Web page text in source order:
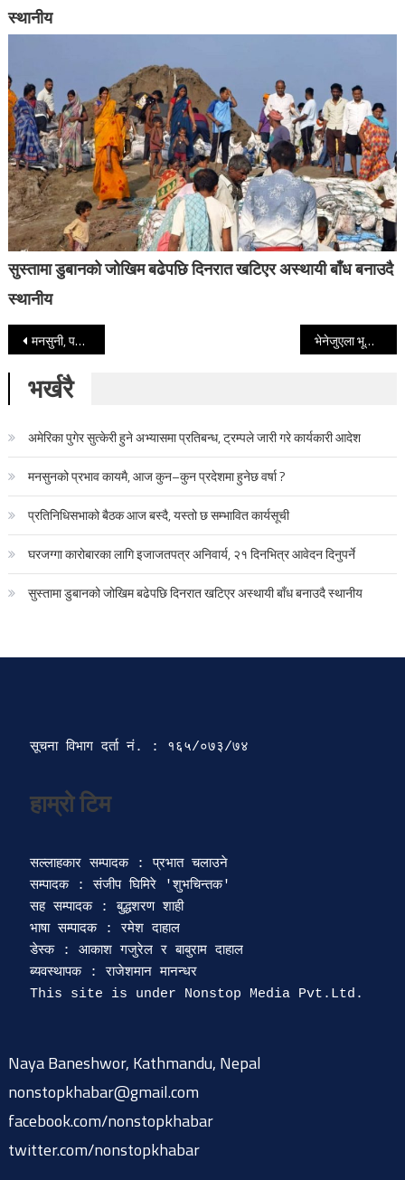
स्थानीय
सुस्तामा डुबानको जोखिम बढेपछि दिनरात खटिएर अस्थायी बाँध बनाउदै
स्थानीय
Post navigation
मनसुनी, पश्चिमी र स्थानीय वायुको प्रभाव : आज कुन-कुन प्रदेशमा छ वर्षाको सम्भावना ? भेनेजुएला भूकम्पमा मृतकको संख्या १० हजारदेखि १ लाखसम्म हुनसक्ने, ट्रम्पद्वारा सहयोगको प्रतिबद्धता
भर्खरै
अमेरिका पुगेर सुत्केरी हुने अभ्यासमा प्रतिबन्ध, ट्रम्पले जारी गरे कार्यकारी आदेश
मनसुनको प्रभाव कायमै, आज कुन–कुन प्रदेशमा हुनेछ वर्षा ?
प्रतिनिधिसभाको बैठक आज बस्दै, यस्तो छ सम्भावित कार्यसूची
घरजग्गा कारोबारका लागि इजाजतपत्र अनिवार्य, २१ दिनभित्र आवेदन दिनुपर्ने
सुस्तामा डुबानको जोखिम बढेपछि दिनरात खटिएर अस्थायी बाँध बनाउदै स्थानीय
सूचना विभाग दर्ता‍ नं. : १६५/०७३/७४
हाम्रो टिम
सल्लाहकार सम्पादक : प्रभात चलाउने
सम्पादक : संजीप घिमिरे 'शुभचिन्तक'
सह सम्पादक : बुद्धशरण शाही
भाषा सम्पादक : रमेश दाहाल
डेस्क : आकाश गजुरेल र बाबुराम दाहाल
ब्यवस्थापक : राजेशमान मानन्धर
Naya Baneshwor, Kathmandu, Nepal
nonstopkhabar@gmail.com
facebook.com/nonstopkhabar
twitter.com/nonstopkhabar